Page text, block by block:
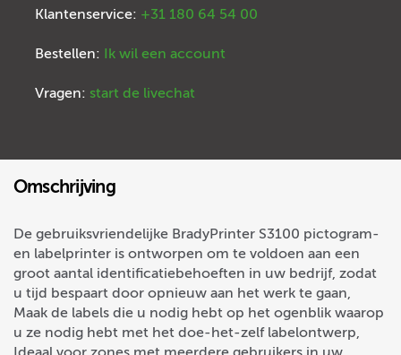
Klantenservice: +31 180 64 54 00
Bestellen: Ik wil een account
Vragen: start de livechat
Omschrijving
De gebruiksvriendelijke BradyPrinter S3100 pictogram-
en labelprinter is ontworpen om te voldoen aan een
groot aantal identificatiebehoeften in uw bedrijf, zodat
u tijd bespaart door opnieuw aan het werk te gaan,
Maak de labels die u nodig hebt op het ogenblik waarop
u ze nodig hebt met het doe-het-zelf labelontwerp,